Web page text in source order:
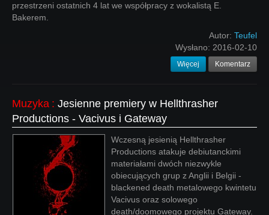
przestrzeni ostatnich 4 lat we współpracy z wokalistą E.
Bakerem.
Autor: Teufel
Wysłano: 2016-02-10
Więcej Komentarz
Muzyka : Jesienne premiery w Hellthrasher
Productions - Vacivus i Gateway
Wczesną jesienią Hellthrasher
Productions atakuje debiutanckimi
materiałami dwóch niezwykle
obiecujących grup z Anglii i Belgii -
blackened death metalowego kwintetu
Vacivus oraz solowego
death/doomowego projektu Gateway.